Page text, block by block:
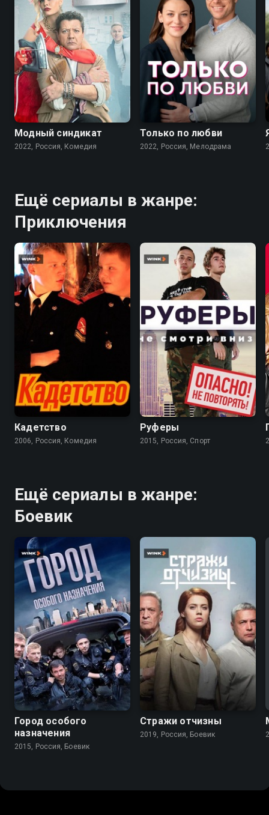
7.6
Модный синдикат
2022, Россия, Комедия
Только по любви
2022, Россия, Мелодрама
Ещё сериалы в жанре:
Приключения
6.4 4.7
Кадетство
2006, Россия, Комедия
Руферы
2015, Россия, Спорт
Ещё сериалы в жанре:
Боевик
7.5
Город особого
назначения
2015, Россия, Боевик
7.1
Стражи отчизны
2019, Россия, Боевик